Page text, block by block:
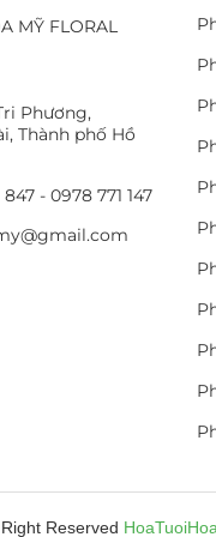
MỸ FLORAL
Phương,
Thành phố Hồ
- 0978 771 147
Reserved